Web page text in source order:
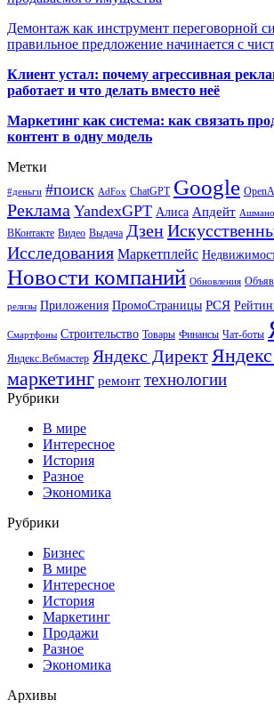
Демонтаж как инструмент переговорной
правильное предложение начинается с
Клиент устал: почему агрессивная
работает и что делать вместо неё
Маркетинг как система: как связать
контент в одну модель
Метки
#деньги #поиск AdFox ChatGPT Google
Реклама YandexGPT Алиса Апдейт
ВКонтакте Видео Выдача Дзен
Исследования Маркетплейс
Новости компаний Обновления
релизы Приложения ПромоСтраницы РСЯ
Смартфоны Строительство Товары Финансы Чат-боты
Яндекс.Вебмастер Яндекс Директ
маркетинг ремонт технологии
Рубрики
В мире
Интересное
История
Разное
Экономика
Рубрики
Бизнес
В мире
Интересное
История
Маркетинг
Продажи
Разное
Экономика
Архивы